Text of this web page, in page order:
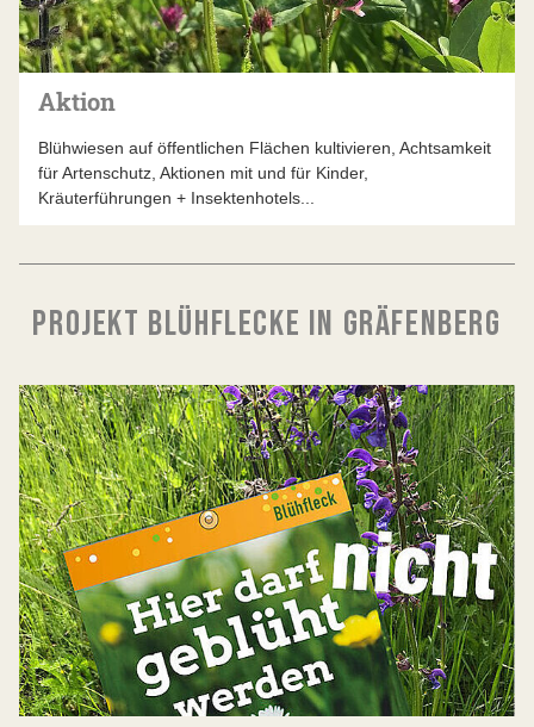
Aktion
Blühwiesen auf öffentlichen Flächen kultivieren, Achtsamkeit
für Artenschutz, Aktionen mit und für Kinder,
Kräuterführungen + Insektenhotels...
PROJEKT BLÜHFLECKE IN GRÄFENBERG